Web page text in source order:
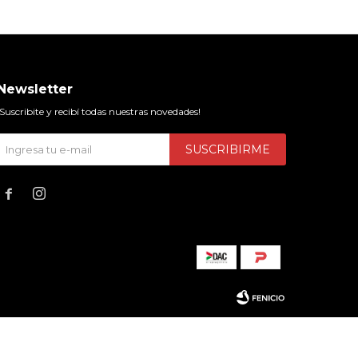
y recibí todas nuestras novedades!
SUSCRIBIRME
 